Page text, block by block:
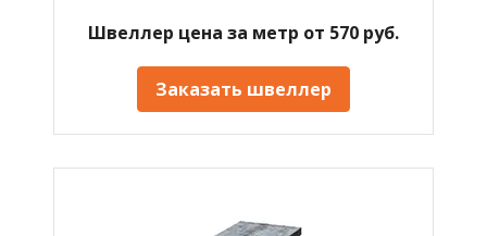
Швеллер цена за метр от 570 руб.
Заказать швеллер